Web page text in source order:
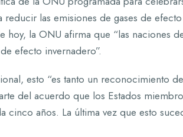
las emisiones de gases de
hoy, la ONU afirma que “las naciones
efecto invernadero”.
esto “es tanto un reconocimiento
del acuerdo que los Estados
cinco años. La última vez que esto